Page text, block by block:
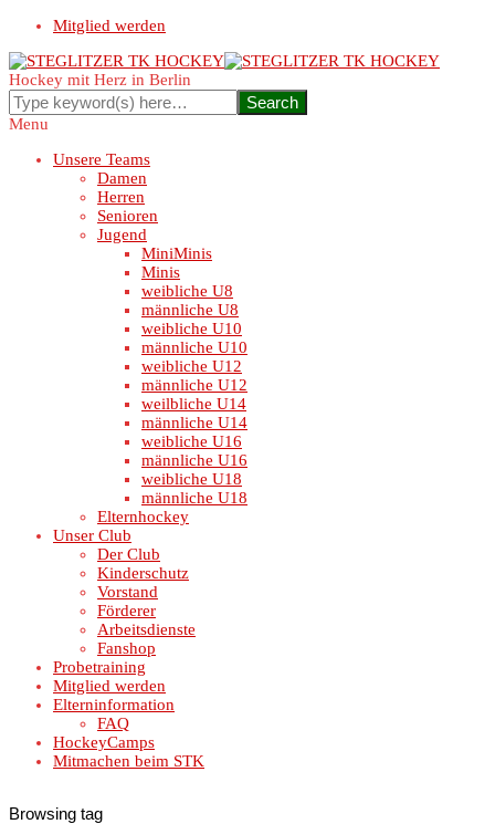
Mitglied werden
Hockey mit Herz in Berlin
Menu
Unsere Teams
Damen
Herren
Senioren
Jugend
MiniMinis
Minis
weibliche U8
männliche U8
weibliche U10
männliche U10
weibliche U12
männliche U12
weilbliche U14
männliche U14
weibliche U16
männliche U16
weibliche U18
männliche U18
Elternhockey
Unser Club
Der Club
Kinderschutz
Vorstand
Förderer
Arbeitsdienste
Fanshop
Probetraining
Mitglied werden
Elterninformation
FAQ
HockeyCamps
Mitmachen beim STK
Browsing tag